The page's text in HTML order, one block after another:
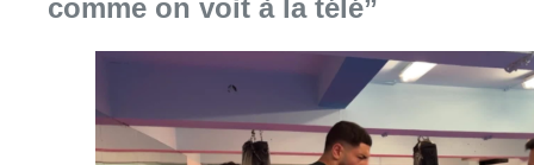
08 août 2026Consulter l'article "Un nouveau club de